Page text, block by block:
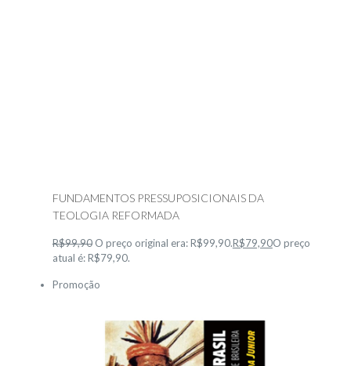
FUNDAMENTOS PRESSUPOSICIONAIS DA
TEOLOGIA REFORMADA
R$99,90O preço original era: R$99,90.R$79,90O preço
atual é: R$79,90.
Promoção